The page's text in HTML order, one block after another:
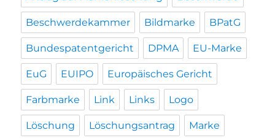
Beschwerdekammer Bildmarke BPatG
Bundespatentgericht DPMA EU-Marke
EuG EUIPO Europäisches Gericht
Farbmarke Link Links Logo
Löschung Löschungsantrag Marke